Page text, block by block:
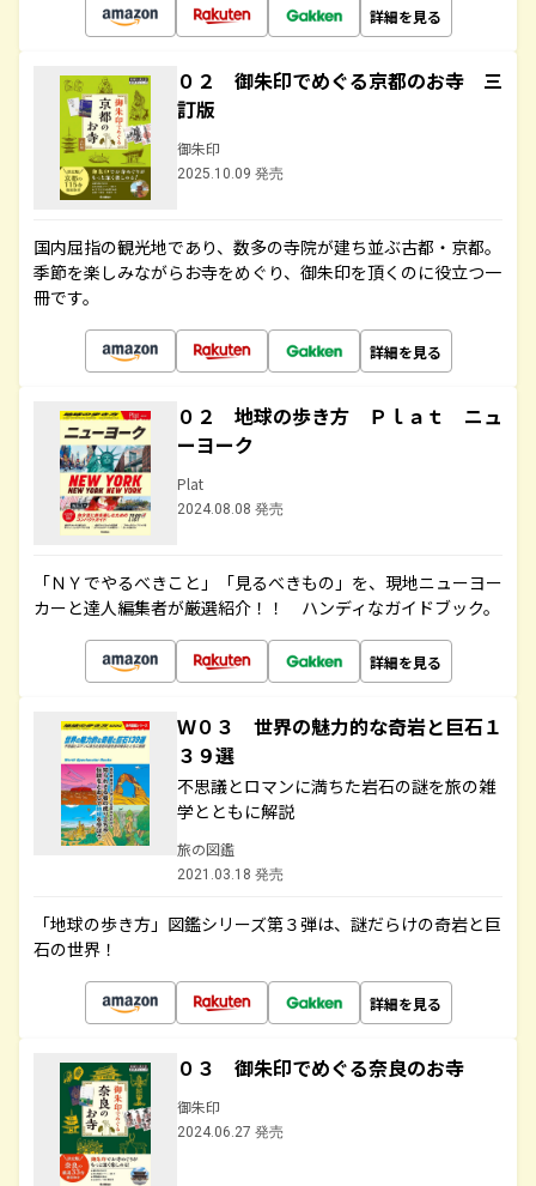
詳細を見る
０２ 御朱印でめぐる京都のお寺 三
訂版
御朱印
2025.10.09 発売
国内屈指の観光地であり、数多の寺院が建ち並ぶ古都・京都。
季節を楽しみながらお寺をめぐり、御朱印を頂くのに役立つ一
冊です。
詳細を見る
０２ 地球の歩き方 Ｐｌａｔ ニュ
ーヨーク
Plat
2024.08.08 発売
「ＮＹでやるべきこと」「見るべきもの」を、現地ニューヨー
カーと達人編集者が厳選紹介！！ ハンディなガイドブック。
詳細を見る
Ｗ０３ 世界の魅力的な奇岩と巨石１
３９選
不思議とロマンに満ちた岩石の謎を旅の雑
学とともに解説
旅の図鑑
2021.03.18 発売
「地球の歩き方」図鑑シリーズ第３弾は、謎だらけの奇岩と巨
石の世界！
詳細を見る
０３ 御朱印でめぐる奈良のお寺
御朱印
2024.06.27 発売